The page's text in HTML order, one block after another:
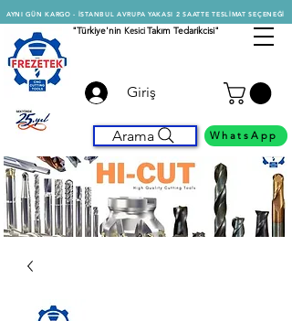
AYNI GÜN KARGO - İSTANBUL AVRUPA YAKASI 2 SAATTE TESLİMAT SEÇENEĞİ
"Türkiye'nin KesiciTakım Tedarikcisi"
Giriş
Arama WhatsApp